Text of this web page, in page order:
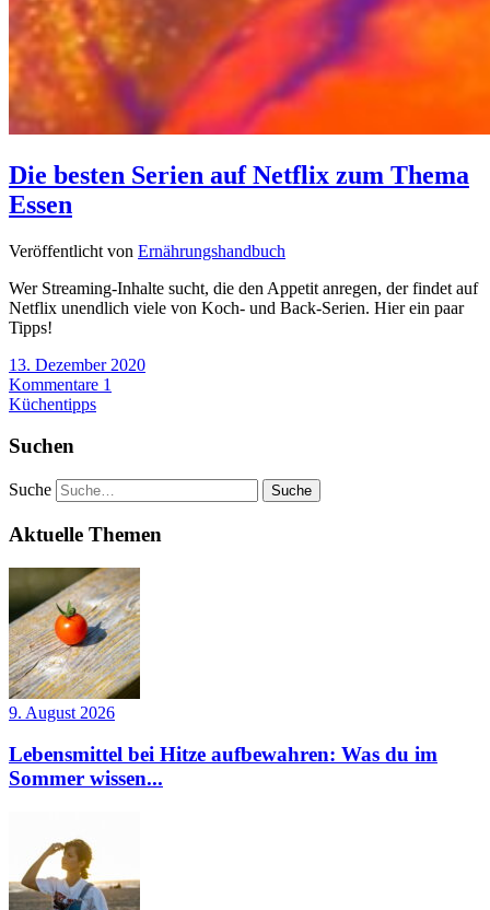
Die besten Serien auf Netflix zum Thema
Essen
Veröffentlicht von Ernährungshandbuch
Wer Streaming-Inhalte sucht, die den Appetit anregen, der findet auf
Netflix unendlich viele von Koch- und Back-Serien. Hier ein paar
Tipps!
13. Dezember 2020
Kommentare 1
Küchentipps
Suchen
Suche
Aktuelle Themen
9. August 2026
Lebensmittel bei Hitze aufbewahren: Was du im
Sommer wissen...